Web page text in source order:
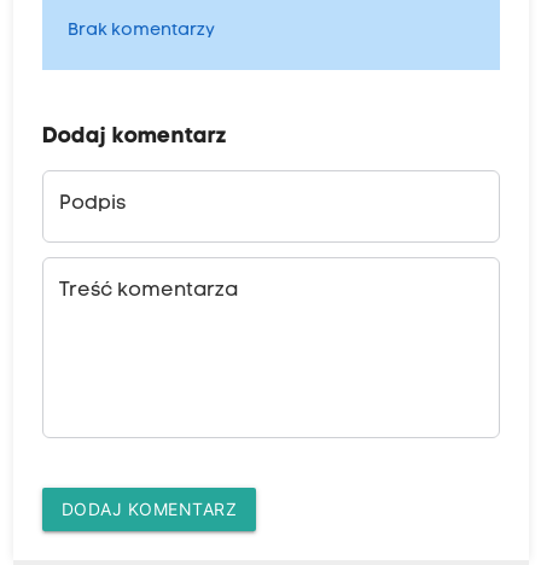
Brak komentarzy
Dodaj komentarz
Podpis
Treść komentarza
DODAJ KOMENTARZ